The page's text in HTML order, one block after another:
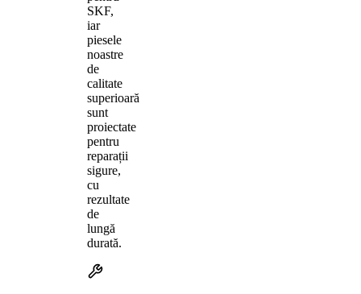
SKF,
iar
piesele
noastre
de
calitate
superioară
sunt
proiectate
pentru
reparații
sigure,
cu
rezultate
de
lungă
durată.